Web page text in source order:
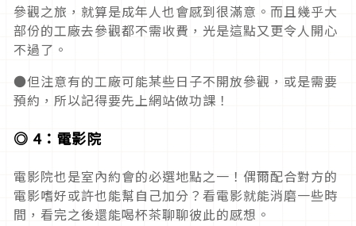
參觀之旅，就算是成年人也會感到很滿意。而且幾乎大
部份的工廠去參觀都不需收費，光是這點又更令人開心
不過了。
●但注意有的工廠可能某些日子不開放參觀，或是需要
預約，所以記得要先上網站做功課！
◎ 4：電影院
電影院也是室內約會的必選地點之一！偶爾配合對方的
電影嗜好或許也能幫自己加分？看電影就能消磨一些時
間，看完之後還能喝杯茶聊聊彼此的感想。